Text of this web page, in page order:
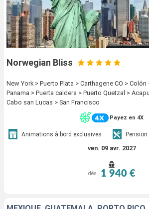
Norwegian Bliss
New York > Puerto Plata > Carthagene CO > Colón
Panama > Puerta caldera > Puerto Quetzal >
Cabo san Lucas > San Francisco
Payez en 4X
Animations à bord exclusives
ven. 09 avr. 2027
dès 1 940 €